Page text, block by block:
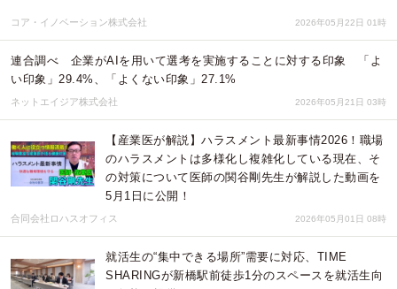
コア・イノベーション株式会社 2026年05月22日 01時
連合調べ 企業がAIを用いて選考を実施することに対する印象 「よ
い印象」29.4%、「よくない印象」27.1%
ネットエイジア株式会社 2026年05月21日 03時
【産業医が解説】ハラスメント最新事情2026！職場
のハラスメントは多様化し複雑化している現在、そ
の対策について医師の関谷剛先生が解説した動画を
5月1日に公開！
合同会社ロハスオフィス 2026年05月01日 08時
就活生の“集中できる場所”需要に対応、TIME
SHARINGが新橋駅前徒歩1分のスペースを就活生向